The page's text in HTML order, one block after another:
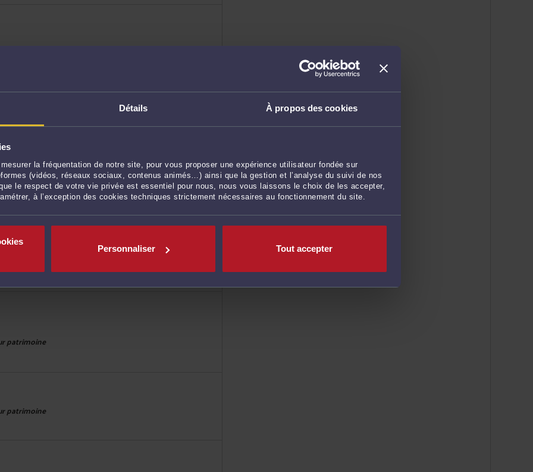
Détails À propos des cookies
la fréquentation de notre site, pour vous proposer une expérience utilisateur fondée sur
(vidéos, réseaux sociaux, contenus animés…) ainsi que la gestion et l’analyse du suivi de nos
le respect de votre vie privée est essentiel pour nous, nous vous laissons le choix de les accepter,
à l’exception des cookies techniques strictement nécessaires au fonctionnement du site.
Personnaliser Tout accepter
patrimoine
patrimoine
HELPE
patrimoine
patrimoine